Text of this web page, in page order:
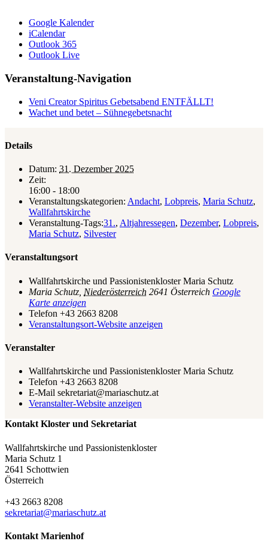
Google Kalender
iCalendar
Outlook 365
Outlook Live
Veranstaltung-Navigation
Veni Creator Spiritus Gebetsabend ENTFÄLLT!
Wachet und betet – Sühnegebetsnacht
Details
Datum: 31. Dezember 2025
Zeit:
16:00 - 18:00
Veranstaltungskategorien: Andacht, Lobpreis, Maria Schutz,
Wallfahrtskirche
Veranstaltung-Tags:31., Altjahressegen, Dezember, Lobpreis,
Maria Schutz, Silvester
Veranstaltungsort
Wallfahrtskirche und Passionistenkloster Maria Schutz
Maria Schutz Niederösterreich 2641 Österreich Google
Karte anzeigen
Telefon +43 2663 8208
Veranstaltungsort-Website anzeigen
Veranstalter
Wallfahrtskirche und Passionistenkloster Maria Schutz
Telefon +43 2663 8208
E-Mail sekretariat@mariaschutz.at
Veranstalter-Website anzeigen
Kontakt Kloster und Sekretariat
Wallfahrtskirche und Passionistenkloster
Maria Schutz 1
2641 Schottwien
Österreich
+43 2663 8208
sekretariat@mariaschutz.at
Kontakt Marienhof